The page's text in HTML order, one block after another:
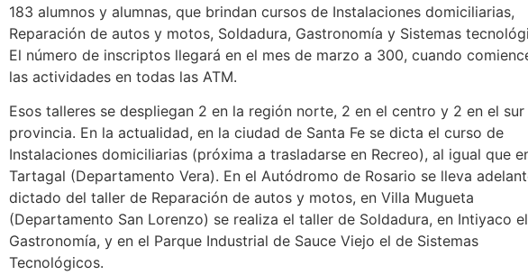
183 alumnos y alumnas, que brindan cursos de Instalaciones domiciliarias,
Reparación de autos y motos, Soldadura, Gastronomía y Sistemas
El número de inscriptos llegará en el mes de marzo a 300, cuando
las actividades en todas las ATM.
Esos talleres se despliegan 2 en la región norte, 2 en el centro y 2 en el sur
provincia. En la actualidad, en la ciudad de Santa Fe se dicta el curso de
Instalaciones domiciliarias (próxima a trasladarse en Recreo), al igual que
Tartagal (Departamento Vera). En el Autódromo de Rosario se lleva
dictado del taller de Reparación de autos y motos, en Villa Mugueta
(Departamento San Lorenzo) se realiza el taller de Soldadura, en Intiyaco
Gastronomía, y en el Parque Industrial de Sauce Viejo el de Sistemas
Tecnológicos.